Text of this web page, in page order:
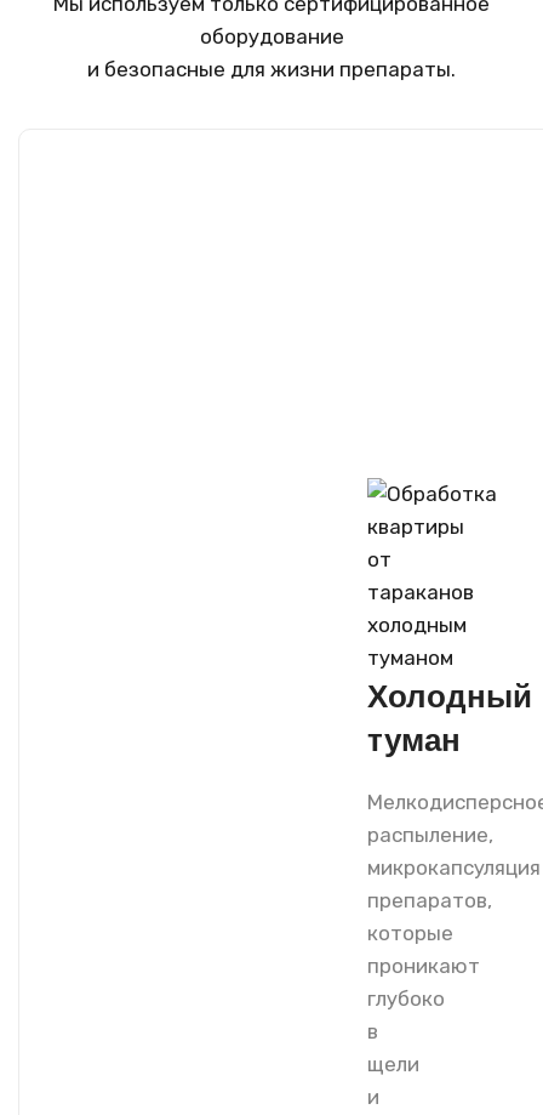
оборудование
и безопасные для жизни препараты.
Холодный
туман
распыление,
микрокапсуляция
препаратов,
которые
проникают
глубоко
в
щели
и